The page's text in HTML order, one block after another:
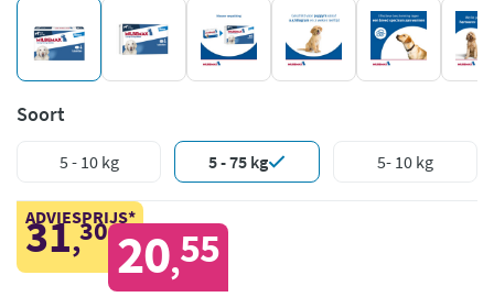
Soort
5 - 10 kg 5 - 75 kg 5- 10 kg
ADVIESPRIJS*
31,30 20,55